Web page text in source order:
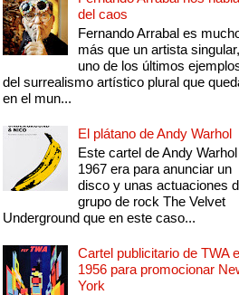
del caos
Fernando Arrabal es
más que un artista
uno de los últimos
del surrealismo artístico plural que
en el mun...
El plátano de Andy Warhol
Este cartel de Andy
1967 era para anunciar un
disco y unas actuaciones
grupo de rock The Velvet
Underground que en este caso...
Cartel publicitario de TWA
1956 para promocionar
York